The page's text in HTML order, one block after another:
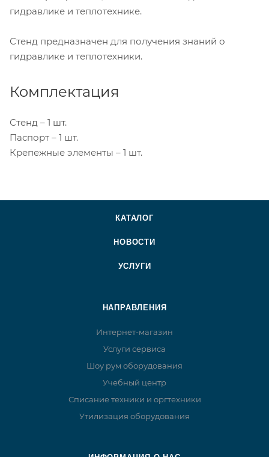
гидравлике и теплотехнике.
Стенд предназначен для получения знаний о
гидравлике и теплотехники.
Комплектация
Стенд – 1 шт.
Паспорт – 1 шт.
Крепежные элементы – 1 шт.
КАТАЛОГ
НОВОСТИ
УСЛУГИ
НАПРАВЛЕНИЯ
Интернет-магазин
Услуги сервиса
Шоу рум оборудования
Учебный центр
Списание техники и оргтехники
Утилизация оборудования